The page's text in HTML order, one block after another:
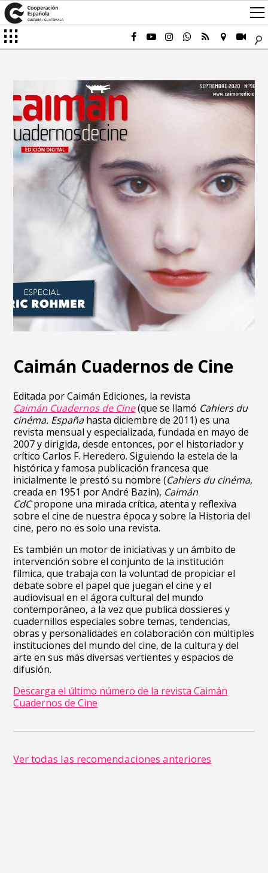
Caimán Cuadernos de Cine
Editada por Caimán Ediciones, la revista
Caimán Cuadernos de Cine(que se llamó Cahiers du
cinéma. Españahasta diciembre de 2011) es una
revista mensual y especializada, fundada en mayo de
2007 y dirigida, desde entonces, por el historiador y
crítico Carlos F. Heredero. Siguiendo la estela de la
histórica y famosa publicación francesa que
inicialmente le prestó su nombre (Cahiers du cinéma,
creada en 1951 por André Bazin), Caimán
CdCpropone una mirada crítica, atenta y reflexiva
sobre el cine de nuestra época y sobre la Historia del
cine, pero no es solo una revista.
Es también un motor de iniciativas y un ámbito de
intervención sobre el conjunto de la institución
fílmica, que trabaja con la voluntad de propiciar el
debate sobre el papel que juegan el cine y el
audiovisual en el ágora cultural del mundo
contemporáneo, a la vez que publica dossieres y
cuadernillos especiales sobre temas, tendencias,
obras y personalidades en colaboración con múltiples
instituciones del mundo del cine, de la cultura y del
arte en sus más diversas vertientes y espacios de
difusión.
Descarga el último número de la revista Caimán
Cuadernos de Cine
Ver todas las recomendaciones anteriores